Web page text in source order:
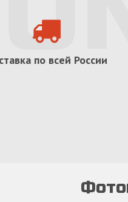
по всей России